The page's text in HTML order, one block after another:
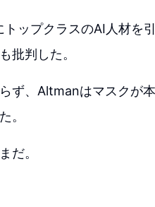
ップクラスのAI人材を
批判した。
ず、Altmanはマスクが
。
だ。